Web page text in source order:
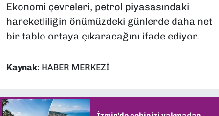
Ekonomi çevreleri, petrol piyasasındaki
hareketliliğin önümüzdeki günlerde daha net
bir tablo ortaya çıkaracağını ifade ediyor.
Kaynak: HABER MERKEZİ